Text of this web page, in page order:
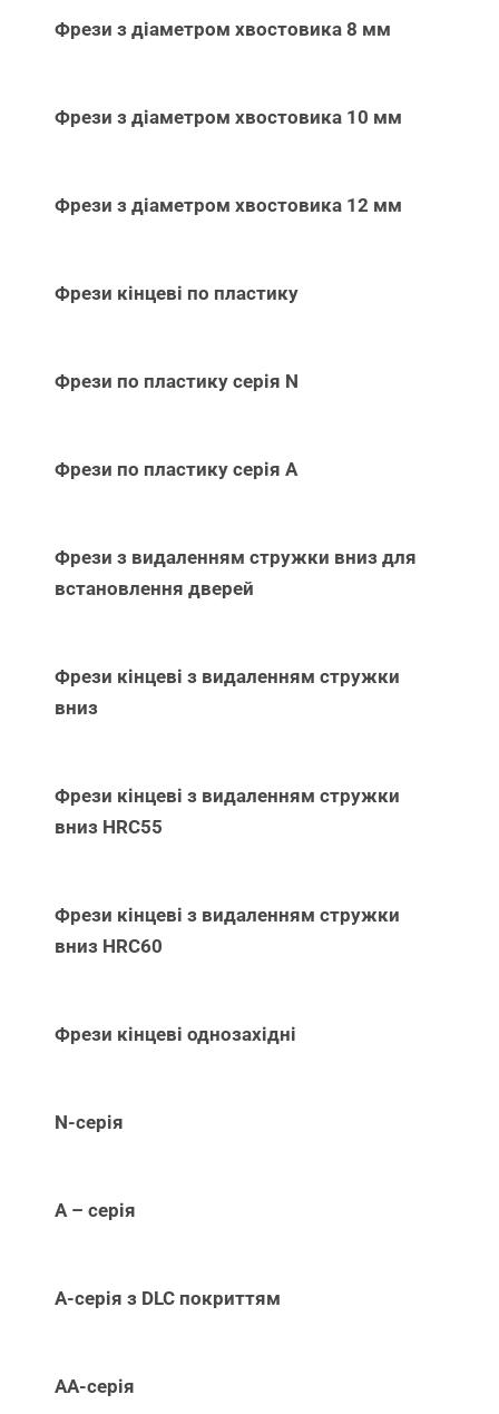
Фрези з діаметром хвостовика 8 мм
Фрези з діаметром хвостовика 10 мм
Фрези з діаметром хвостовика 12 мм
Фрези кінцеві по пластику
Фрези по пластику серія N
Фрези по пластику серія А
Фрези з видаленням стружки вниз для
встановлення дверей
Фрези кінцеві з видаленням стружки
вниз
Фрези кінцеві з видаленням стружки
вниз НRC55
Фрези кінцеві з видаленням стружки
вниз НRC60
Фрези кінцеві однозахідні
N-серія
А – серія
А-серія з DLC покриттям
АА-серія